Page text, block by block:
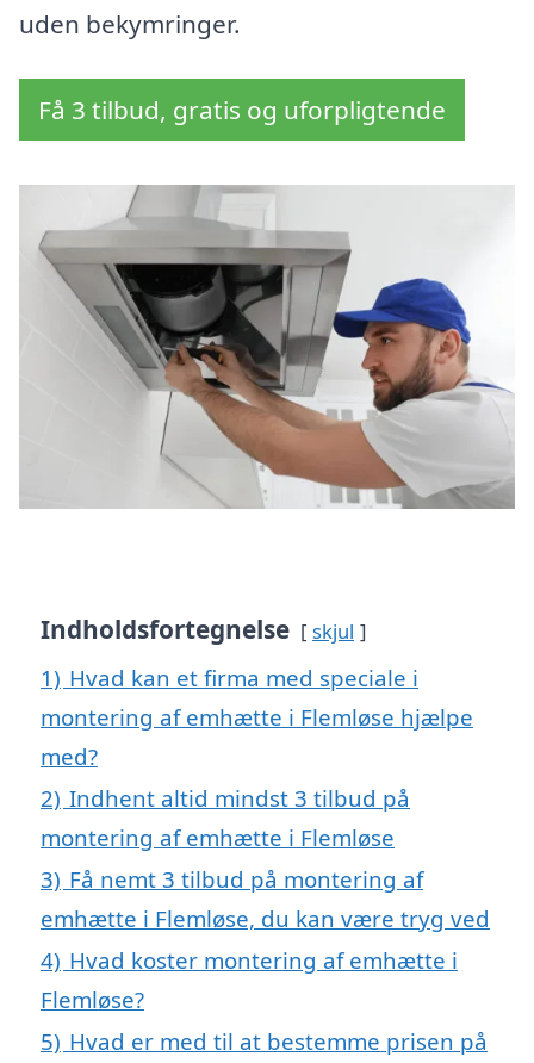
uden bekymringer.
Få 3 tilbud, gratis og uforpligtende
Indholdsfortegnelse skjul
1) Hvad kan et firma med speciale i
montering af emhætte i Flemløse hjælpe
med?
2) Indhent altid mindst 3 tilbud på
montering af emhætte i Flemløse
3) Få nemt 3 tilbud på montering af
emhætte i Flemløse, du kan være tryg ved
4) Hvad koster montering af emhætte i
Flemløse?
5) Hvad er med til at bestemme prisen på